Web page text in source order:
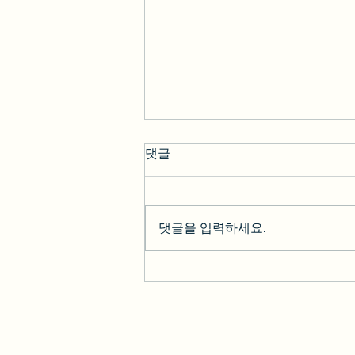
효진* 2023-02-13 [BesT 후기]
댓글
댓글을 입력하세요.